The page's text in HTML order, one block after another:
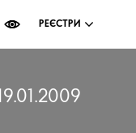
РЕЄСТРИ